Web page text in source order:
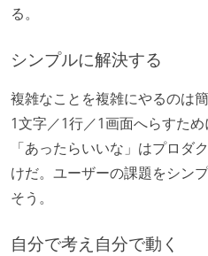
る。
シンプルに解決する
複雑なことを複雑にやるのは
1文字／1行／1画面へらすため
「あったらいいな」はプロダ
けだ。ユーザーの課題をシン
そう。
自分で考え自分で動く